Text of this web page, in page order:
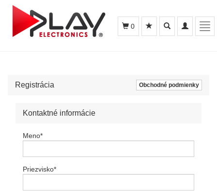
Toggle
navigation
Toggle
search
0
Registrácia Obchodné podmienky
Kontaktné informácie
Meno*
Priezvisko*